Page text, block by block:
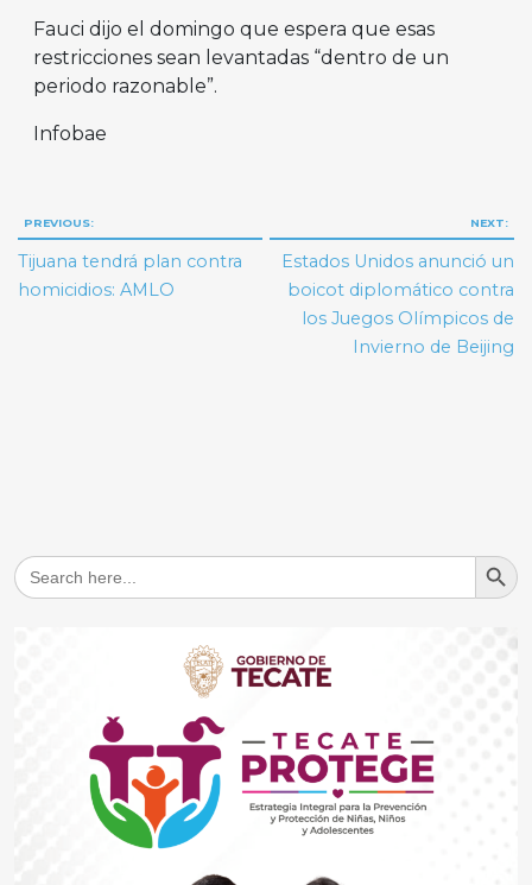
Fauci dijo el domingo que espera que esas
restricciones sean levantadas “dentro de un
periodo razonable”.
Infobae
Navegación
de
entradas
PREVIOUS:
Tijuana tendrá plan contra
homicidios: AMLO
NEXT:
Estados Unidos anunció un
boicot diplomático contra
los Juegos Olímpicos de
Invierno de Beijing
Search
for:
Search